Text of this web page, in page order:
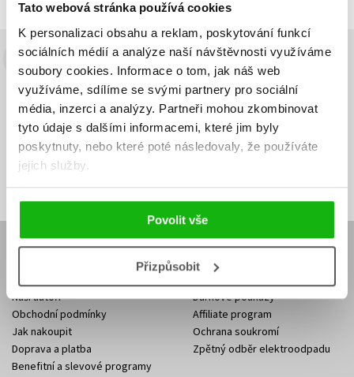
Tato webová stránka používá cookies
K personalizaci obsahu a reklam, poskytování funkcí
sociálních médií a analýze naší návštěvnosti využíváme
soubory cookies. Informace o tom, jak náš web
využíváme, sdílíme se svými partnery pro sociální
média, inzerci a analýzy. Partneři mohou zkombinovat
tyto údaje s dalšími informacemi, které jim byly
poskytnuty, nebo které poté následovaly, že používáte
jejich služby.
Povolit vše
Přizpůsobit
Budete to vědět jako první!
Zajímá Vás, jaký knižní hit právě vychází, na jaké zboží je výhodná
sleva, jaká běží soutěž o ceny? Přihlášením k odběru našich e-
mailových novineksouhlasíte se zpracováním osobních údajů
Vaše e-
mailová
Vaše e-
mailová
Vaše e-mailová adresa
E-SHOP
Naši autoři
Obchodní podmínky
Jak nakoupit
Doprava a platba
Benefitní a slevové programy
Dárkové poukazy
Affiliate program
Ochrana soukromí
Zpětný odběr elektroodpadu